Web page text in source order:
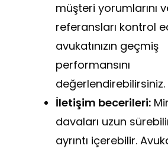
müşteri yorumlarını
referansları kontrol
avukatınızın geçmiş
performansını
değerlendirebilirsiniz.
İletişim becerileri:
davaları uzun
ayrıntı içerebilir.